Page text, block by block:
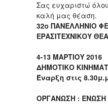
Σας ευχαριστώ
καλή μας θέαση.
32ο ΠΑΝΕΛΛΗΝΙΟ
ΕΡΑΣΙΤΕΧΝΙΚΟΥ
4-13 ΜΑΡΤΙΟΥ 2016
ΔΗΜΟΤΙΚΟ
Έναρξη στις
ΟΡΓΑΝΩΣΗ : ΕΝΩΣΗ